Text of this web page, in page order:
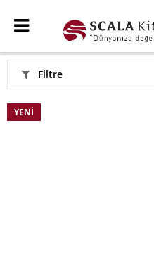
Filtre
YENI